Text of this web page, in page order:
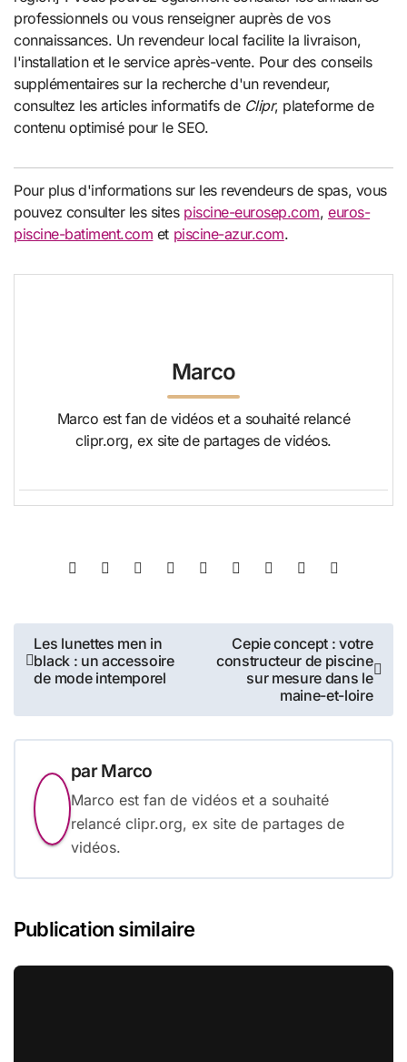
professionnels ou vous renseigner auprès de vos
connaissances. Un revendeur local facilite la livraison,
l'installation et le service après-vente. Pour des conseils
supplémentaires sur la recherche d'un revendeur,
consultez les articles informatifs de Clipr, plateforme de
contenu optimisé pour le SEO.
Pour plus d'informations sur les revendeurs de spas, vous
pouvez consulter les sites piscine-eurosep.com, euros-
piscine-batiment.com et piscine-azur.com.
Marco
Marco est fan de vidéos et a souhaité relancé
clipr.org, ex site de partages de vidéos.
Navigation
de
Les lunettes men in
black : un accessoire
de mode intemporel
Cepie concept : votre
constructeur de piscine
sur mesure dans le
maine-et-loire
parMarco
Marco est fan de vidéos et a souhaité
relancé clipr.org, ex site de partages de
vidéos.
Publication similaire